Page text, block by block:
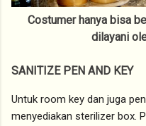
Costumer hanya bisa
dilayani
SANITIZE PEN AND KEY
Untuk room key dan juga
menyediakan sterilizer box.